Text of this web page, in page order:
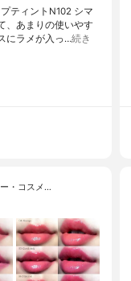
ティントN102 シマ
、あまりの使いやす
にラメが入っ…続き
・コスメ…